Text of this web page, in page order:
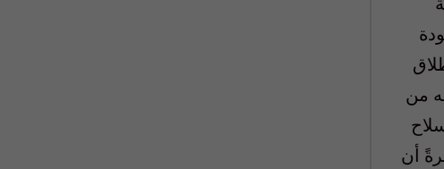
الله من
إلى نزع سلاح
أن